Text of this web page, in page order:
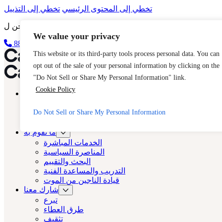
We value your privacy
This website or its third-party tools process personal data. You can
opt out of the sale of your personal information by clicking on the
"Do Not Sell or Share My Personal Information" link.
Cookie Policy
Do Not Sell or Share My Personal Information
تخطي إلى المحتوى الرئيسي تخطي إلى التذييل
الخروج السريع
كاست لوس أنجلوس
كاست لوس أنجلوس
نبذة عن
الاتجار بالبشر
ما نقوم به
الخدمات المباشرة
المناصرة السياسية
البحث والتقييم
التدريب والمساعدة الفنية
قيادة الناجين من الموت
شارك معنا
تبرع
طرق العطاء
تثقيف